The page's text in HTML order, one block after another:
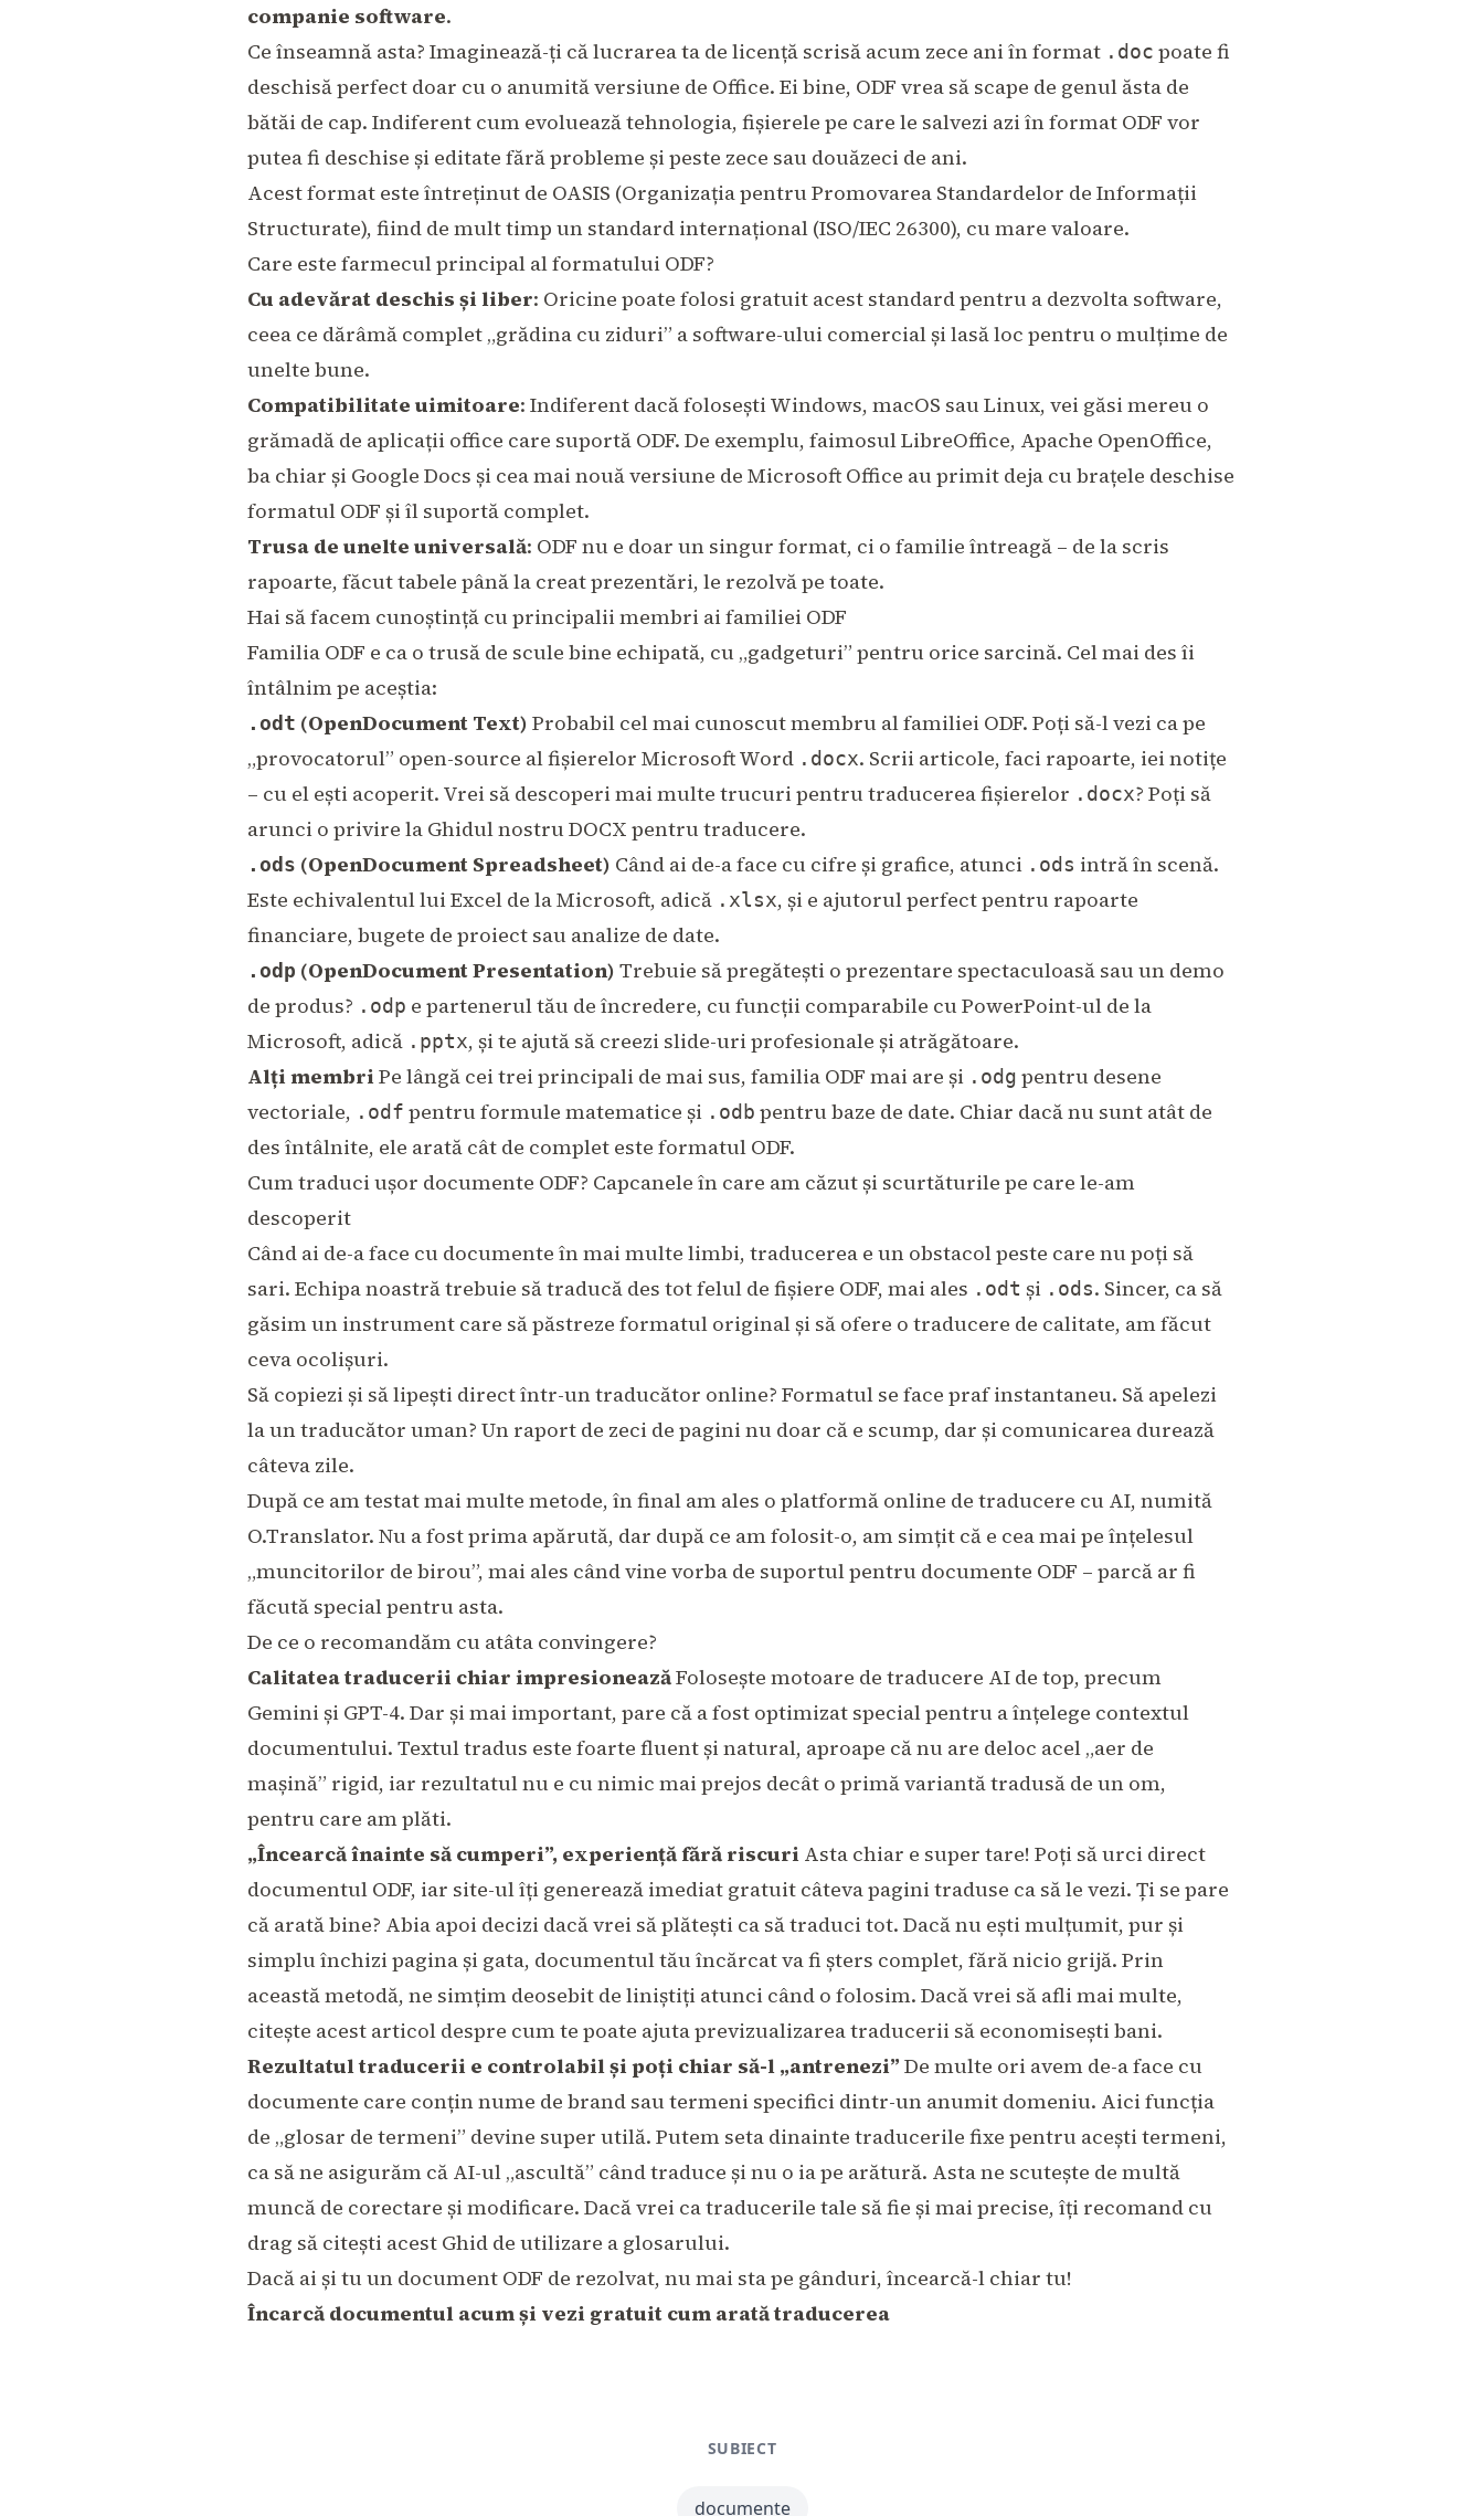
companie software.
Ce înseamnă asta? Imaginează-ți că lucrarea ta de licență scrisă acum zece ani în format .doc poate fi
deschisă perfect doar cu o anumită versiune de Office. Ei bine, ODF vrea să scape de genul ăsta de
bătăi de cap. Indiferent cum evoluează tehnologia, fișierele pe care le salvezi azi în format ODF vor
putea fi deschise și editate fără probleme și peste zece sau douăzeci de ani.
Acest format este întreținut de OASIS (Organizația pentru Promovarea Standardelor de Informații
Structurate), fiind de mult timp un standard internațional (ISO/IEC 26300), cu mare valoare.
Care este farmecul principal al formatului ODF?
Cu adevărat deschis și liber: Oricine poate folosi gratuit acest standard pentru a dezvolta software,
ceea ce dărâmă complet „grădina cu ziduri” a software-ului comercial și lasă loc pentru o mulțime de
unelte bune.
Compatibilitate uimitoare: Indiferent dacă folosești Windows, macOS sau Linux, vei găsi mereu o
grămadă de aplicații office care suportă ODF. De exemplu, faimosul LibreOffice, Apache OpenOffice,
ba chiar și Google Docs și cea mai nouă versiune de Microsoft Office au primit deja cu brațele deschise
formatul ODF și îl suportă complet.
Trusa de unelte universală: ODF nu e doar un singur format, ci o familie întreagă – de la scris
rapoarte, făcut tabele până la creat prezentări, le rezolvă pe toate.
Hai să facem cunoștință cu principalii membri ai familiei ODF
Familia ODF e ca o trusă de scule bine echipată, cu „gadgeturi” pentru orice sarcină. Cel mai des îi
întâlnim pe aceștia:
.odt (OpenDocument Text) Probabil cel mai cunoscut membru al familiei ODF. Poți să-l vezi ca pe
„provocatorul” open-source al fișierelor Microsoft Word .docx. Scrii articole, faci rapoarte, iei notițe
– cu el ești acoperit. Vrei să descoperi mai multe trucuri pentru traducerea fișierelor .docx? Poți să
arunci o privire la Ghidul nostru DOCX pentru traducere.
.ods (OpenDocument Spreadsheet) Când ai de-a face cu cifre și grafice, atunci .ods intră în scenă.
Este echivalentul lui Excel de la Microsoft, adică .xlsx, și e ajutorul perfect pentru rapoarte
financiare, bugete de proiect sau analize de date.
.odp (OpenDocument Presentation) Trebuie să pregătești o prezentare spectaculoasă sau un demo
de produs? .odp e partenerul tău de încredere, cu funcții comparabile cu PowerPoint-ul de la
Microsoft, adică .pptx, și te ajută să creezi slide-uri profesionale și atrăgătoare.
Alți membriPe lângă cei trei principali de mai sus, familia ODF mai are și .odg pentru desene
vectoriale, .odf pentru formule matematice și .odb pentru baze de date. Chiar dacă nu sunt atât de
des întâlnite, ele arată cât de complet este formatul ODF.
Cum traduci ușor documente ODF? Capcanele în care am căzut și scurtăturile pe care le-am
descoperit
Când ai de-a face cu documente în mai multe limbi, traducerea e un obstacol peste care nu poți să
sari. Echipa noastră trebuie să traducă des tot felul de fișiere ODF, mai ales .odt și .ods. Sincer, ca să
găsim un instrument care să păstreze formatul original și să ofere o traducere de calitate, am făcut
ceva ocolișuri.
Să copiezi și să lipești direct într-un traducător online? Formatul se face praf instantaneu. Să apelezi
la un traducător uman? Un raport de zeci de pagini nu doar că e scump, dar și comunicarea durează
câteva zile.
După ce am testat mai multe metode, în final am ales o platformă online de traducere cu AI, numită
O.Translator. Nu a fost prima apărută, dar după ce am folosit-o, am simțit că e cea mai pe înțelesul
„muncitorilor de birou”, mai ales când vine vorba de suportul pentru documente ODF – parcă ar fi
făcută special pentru asta.
De ce o recomandăm cu atâta convingere?
Calitatea traducerii chiar impresioneazăFolosește motoare de traducere AI de top, precum
Gemini și GPT-4. Dar și mai important, pare că a fost optimizat special pentru a înțelege contextul
documentului. Textul tradus este foarte fluent și natural, aproape că nu are deloc acel „aer de
mașină” rigid, iar rezultatul nu e cu nimic mai prejos decât o primă variantă tradusă de un om,
pentru care am plăti.
„Încearcă înainte să cumperi”, experiență fără riscuri Asta chiar e super tare! Poți să urci direct
documentul ODF, iar site-ul îți generează imediat gratuit câteva pagini traduse ca să le vezi. Ți se pare
că arată bine? Abia apoi decizi dacă vrei să plătești ca să traduci tot. Dacă nu ești mulțumit, pur și
simplu închizi pagina și gata, documentul tău încărcat va fi șters complet, fără nicio grijă. Prin
această metodă, ne simțim deosebit de liniștiți atunci când o folosim. Dacă vrei să afli mai multe,
citește acest articol despre cum te poate ajuta previzualizarea traducerii să economisești bani.
Rezultatul traducerii e controlabil și poți chiar să-l „antrenezi” De multe ori avem de-a face cu
documente care conțin nume de brand sau termeni specifici dintr-un anumit domeniu. Aici funcția
de „glosar de termeni” devine super utilă. Putem seta dinainte traducerile fixe pentru acești termeni,
ca să ne asigurăm că AI-ul „ascultă” când traduce și nu o ia pe arătură. Asta ne scutește de multă
muncă de corectare și modificare. Dacă vrei ca traducerile tale să fie și mai precise, îți recomand cu
drag să citești acest Ghid de utilizare a glosarului.
Dacă ai și tu un document ODF de rezolvat, nu mai sta pe gânduri, încearcă-l chiar tu!
Încarcă documentul acum și vezi gratuit cum arată traducerea
SUBIECT
documente